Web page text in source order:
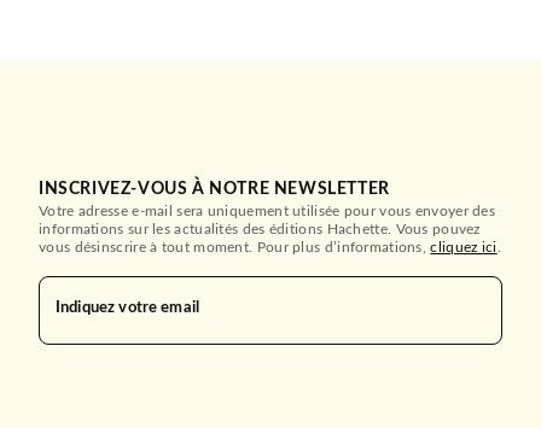
ROMANS ÉTRANGERS
Niccolo Ammaniti
INSCRIVEZ-VOUS À NOTRE NEWSLETTER
Votre adresse e-mail sera uniquement utilisée pour vous envoyer des
informations sur les actualités des éditions Hachette. Vous pouvez
vous désinscrire à tout moment. Pour plus d’informations,cliquez ici
Indiquez votre email